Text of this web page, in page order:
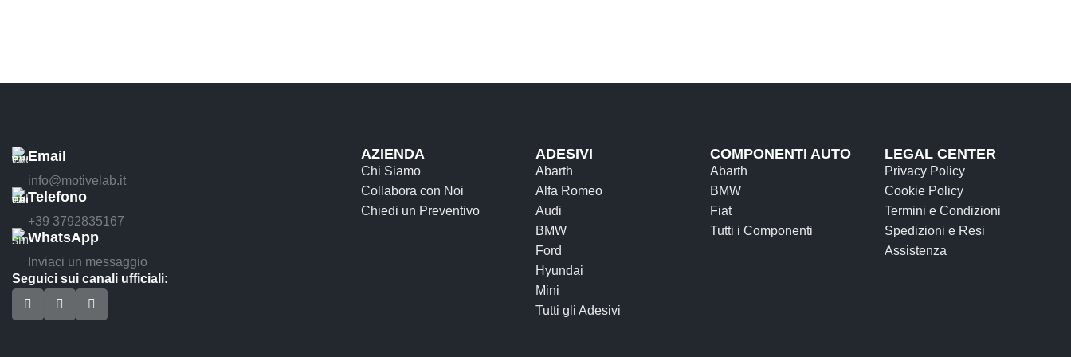
Email
info@motivelab.it
Telefono
+39 3792835167
WhatsApp
Inviaci un messaggio
Seguici sui canali ufficiali:
AZIENDA
Chi Siamo
Collabora con Noi
Chiedi un Preventivo
ADESIVI
Abarth
Alfa Romeo
Audi
BMW
Ford
Hyundai
Mini
Tutti gli Adesivi
COMPONENTI AUTO
Abarth
BMW
Fiat
Tutti i Componenti
LEGAL CENTER
Privacy Policy
Cookie Policy
Termini e Condizioni
Spedizioni e Resi
Assistenza